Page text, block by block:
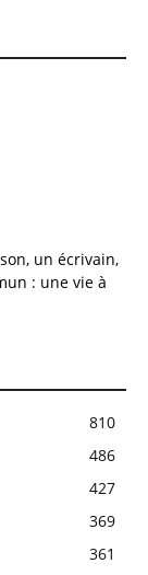
un écrivain,
: une vie à
810
486
427
369
361